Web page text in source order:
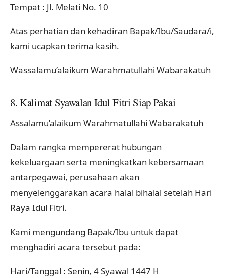
Tempat : Jl. Melati No. 10
Atas perhatian dan kehadiran Bapak/Ibu/Saudara/i,
kami ucapkan terima kasih.
Wassalamu’alaikum Warahmatullahi Wabarakatuh
8. Kalimat Syawalan Idul Fitri Siap Pakai
Assalamu’alaikum Warahmatullahi Wabarakatuh
Dalam rangka mempererat hubungan
kekeluargaan serta meningkatkan kebersamaan
antarpegawai, perusahaan akan
menyelenggarakan acara halal bihalal setelah Hari
Raya Idul Fitri.
Kami mengundang Bapak/Ibu untuk dapat
menghadiri acara tersebut pada:
Hari/Tanggal : Senin, 4 Syawal 1447 H